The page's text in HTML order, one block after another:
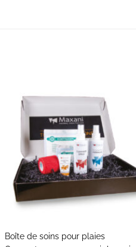
Boîte de soins pour plaies